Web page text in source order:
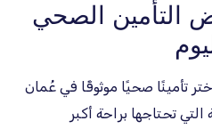
التأمين الصحي
تأمينًا صحيًا موثوقًا في عُمان